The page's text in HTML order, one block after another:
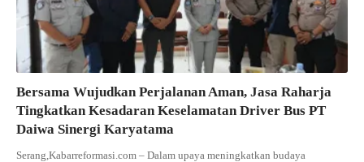
Bersama Wujudkan Perjalanan Aman, Jasa Raharja
Tingkatkan Kesadaran Keselamatan Driver Bus PT
Daiwa Sinergi Karyatama
Serang,Kabarreformasi.com – Dalam upaya meningkatkan budaya